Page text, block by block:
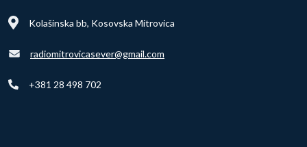
Kolašinska bb, Kosovska Mitrovica
radiomitrovicasever@gmail.com
+381 28 498 702